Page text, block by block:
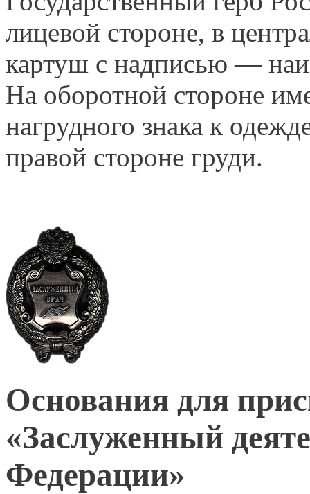
лицевой стороне, в
картуш с надписью —
На оборотной стороне
нагрудного знака к
правой стороне груди.
Основания для
«Заслуженный
Федерации»